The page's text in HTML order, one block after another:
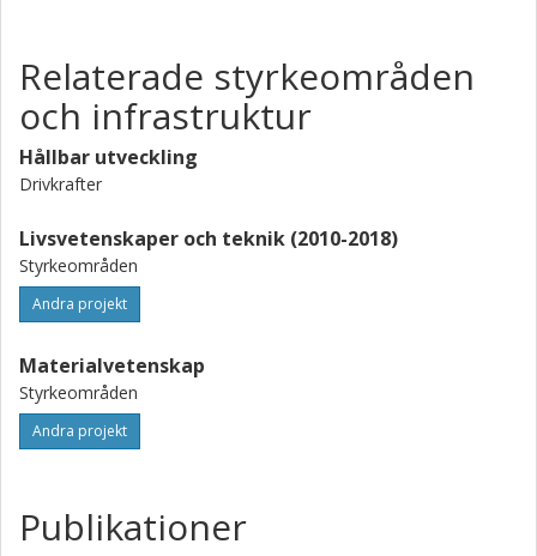
Relaterade styrkeområden
och infrastruktur
Hållbar utveckling
Drivkrafter
Livsvetenskaper och teknik (2010-2018)
Styrkeområden
Andra projekt
Materialvetenskap
Styrkeområden
Andra projekt
Publikationer